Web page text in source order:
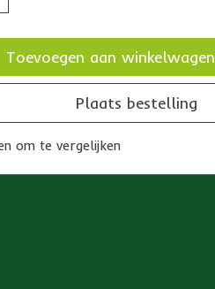
Toevoegen aan winkelwagen
Plaats bestelling
om te vergelijken